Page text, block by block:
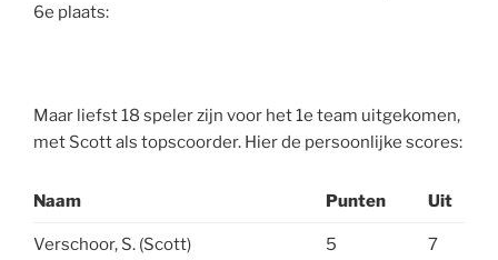
6e plaats:
Maar liefst 18 speler zijn voor het 1e team uitgekomen,
met Scott als topscoorder. Hier de persoonlijke scores:
Naam Punten Uit
Verschoor, S. (Scott) 5 7